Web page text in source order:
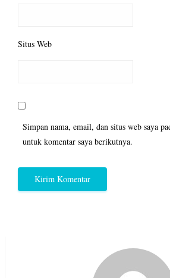
Situs Web
Simpan nama, email, dan situs web saya
untuk komentar saya berikutnya.